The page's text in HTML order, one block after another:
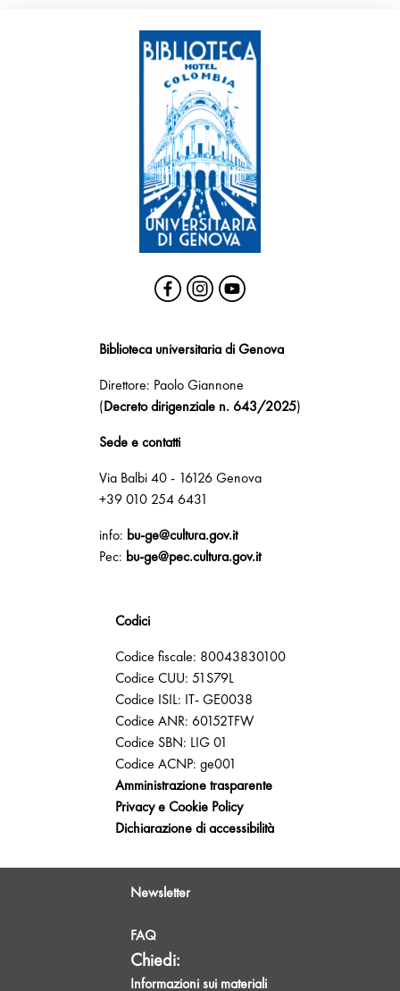
Biblioteca universitaria di Genova
Direttore: Paolo Giannone
(Decreto dirigenziale n. 643/2025)
Sede e contatti
Via Balbi 40 - 16126 Genova
+39 010 254 6431
info: bu-ge@cultura.gov.it
Pec: bu-ge@pec.cultura.gov.it
Codici
Codice fiscale: 80043830100
Codice CUU: 51S79L
Codice ISIL: IT- GE0038
Codice ANR: 60152TFW
Codice SBN: LIG 01
Codice ACNP: ge001
Amministrazione trasparente
Privacy e Cookie Policy
Dichiarazione di accessibilità
Newsletter
FAQ
Chiedi:
Informazioni sui materiali